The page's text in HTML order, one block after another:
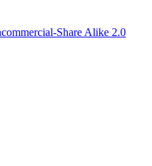
Share Alike 2.0